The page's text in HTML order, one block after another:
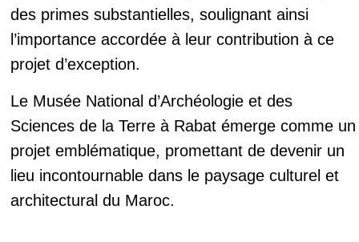
des primes substantielles, soulignant ainsi
l’importance accordée à leur contribution à ce
projet d’exception.
Le Musée National d’Archéologie et des
Sciences de la Terre à Rabat émerge comme un
projet emblématique, promettant de devenir un
lieu incontournable dans le paysage culturel et
architectural du Maroc.